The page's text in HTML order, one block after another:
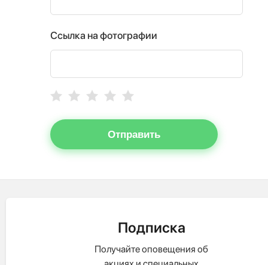
Ссылка на фотографии
Отправить
Подписка
Получайте оповещения об